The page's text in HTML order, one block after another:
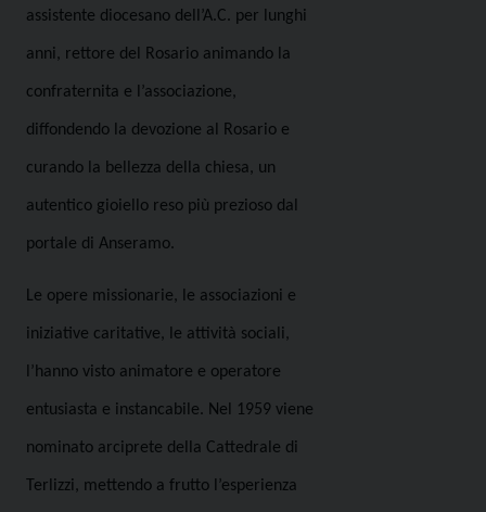
assistente diocesano dell’A.C. per lunghi
anni, rettore del Rosario animando la
confraternita e l’associazione,
diffondendo la devozione al Rosario e
curando la bellezza della chiesa, un
autentico gioiello reso più prezioso dal
portale di Anseramo.
Le opere missionarie, le associazioni e
iniziative caritative, le attività sociali,
l’hanno visto animatore e operatore
entusiasta e instancabile. Nel 1959 viene
nominato arciprete della Cattedrale di
Terlizzi, mettendo a frutto l’esperienza